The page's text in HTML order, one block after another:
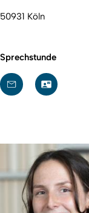
50931 Köln
Sprechstunde